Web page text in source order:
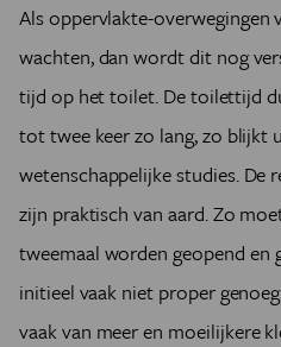
Als oppervlakte-overwegingen
wachten, dan wordt dit nog
tijd op het toilet. De toilettijd
tot twee keer zo lang, zo blijkt
wetenschappelijke studies. De
zijn praktisch van aard. Zo
tweemaal worden geopend en
initieel vaak niet proper
vaak van meer en moeilijkere